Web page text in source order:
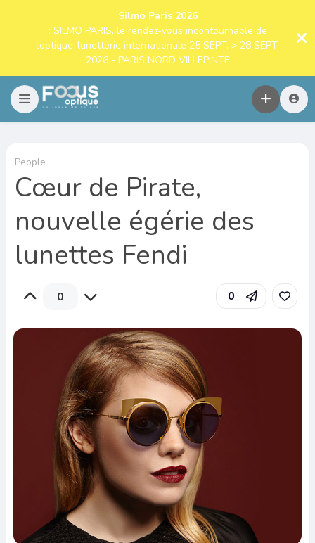
Silmo Paris 2026
: SILMO PARIS, le rendez-vous incontournable de
l’optique-lunetterie internationale 25 SEPT. > 28 SEPT.
2026 - PARIS NORD VILLEPINTE
People
Cœur de Pirate,
nouvelle égérie des
lunettes Fendi
0 0